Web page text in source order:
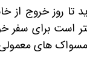
تا روز خروج
است برای سفر
های